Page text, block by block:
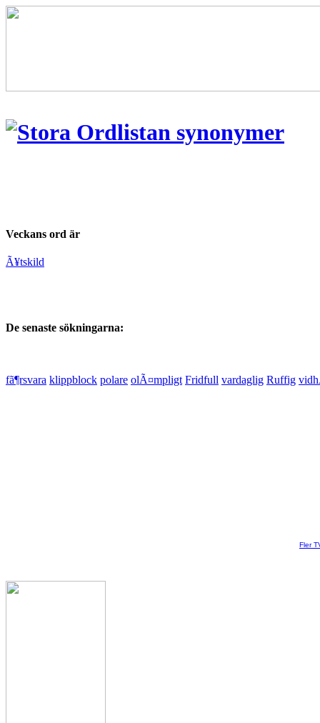
Veckans ord är
Ã¥tskild
De senaste sökningarna:
fã¶rsvara klippblock polare olÃ¤mpligt Fridfull vardaglig Ruffig
Fler